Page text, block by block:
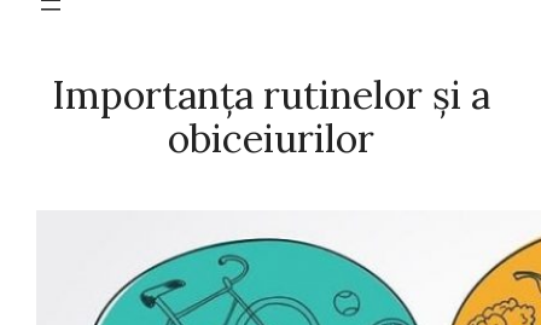
Importanța rutinelor și a
obiceiurilor